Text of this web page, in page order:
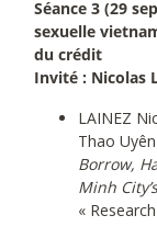
Séance 3 (29
sexuelle
du crédit
Invité : Nicolas
LAINEZ
Thao
Borrow,
Minh
«